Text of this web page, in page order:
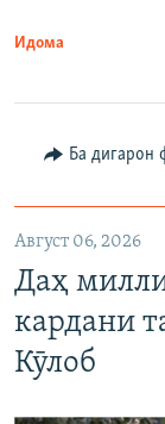
Идома
Ба дигарон
Август 06, 2026
Даҳ
кардани
Кӯлоб